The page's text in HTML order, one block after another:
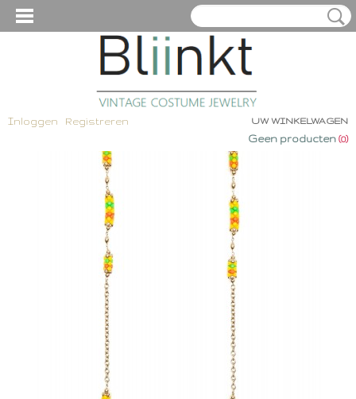
Inloggen Registreren UW WINKELWAGEN
Geen producten (0)